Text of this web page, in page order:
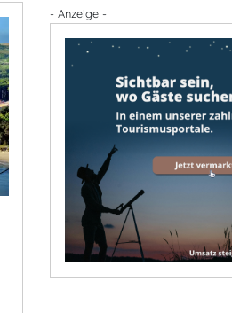
- Anzeige -